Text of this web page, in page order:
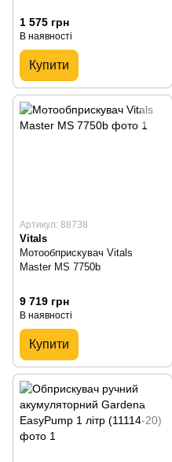
1 575 грн
В наявності
Купити
Артикул: 88738
Vitals
Мотообприскувач Vitals
Master MS 7750b
9 719 грн
В наявності
Купити